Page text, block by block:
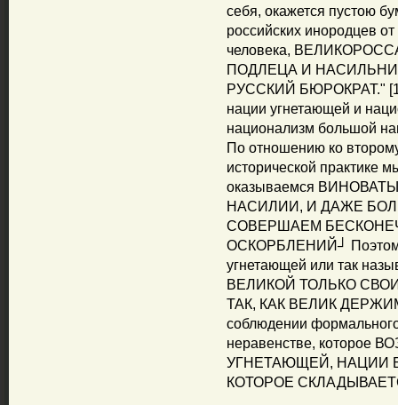
себя, окажется пустою
российских инородцев
человека,
ПОДЛЕЦА И
РУССКИЙ БЮРОКРАТ." [1]
нации угнетающей и
национализм большой
По отношению ко
исторической практике
оказываемся
НАСИЛИИ, И ДАЖЕ
СОВЕРШАЕМ
ОСКОРБЛЕНИЙ┘ Поэтому
угнетающей или так
ВЕЛИКОЙ ТОЛЬКО
ТАК, КАК ВЕЛИК
соблюдении
неравенстве,
УГНЕТАЮЩЕЙ, НАЦИИ
КОТОРОЕ